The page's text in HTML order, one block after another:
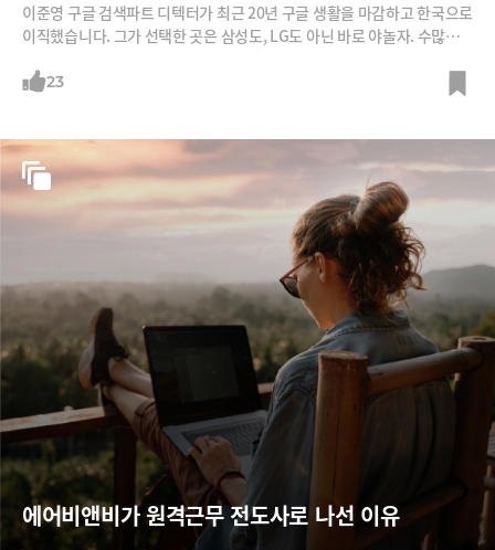
이준영 구글 검색파트 디텍터가 최근 20년 구글 생활을 마감하고 한국으로
이직했습니다. 그가 선택한 곳은 삼성도, LG도 아닌 바로 야놀자. 수많은
그것이 궁금해서 야놀자 근무 한달 채 안 된 이준영 야놀자 수석부대표를
23
에어비앤비가 원격근무 전도사로 나선 이유